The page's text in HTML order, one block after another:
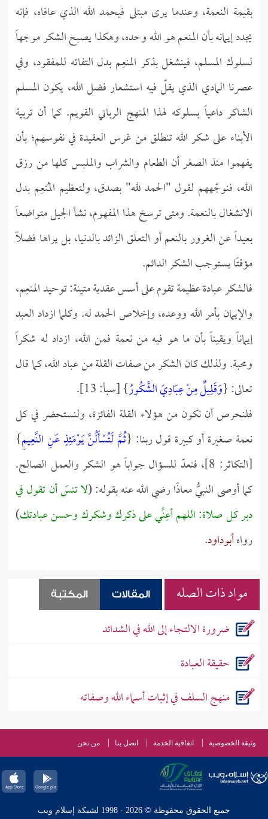
بقيمة النعمة، وعندما يرى مبتلى فيحمد الله الذي عافاه، فإنه
يجدد إيمانه بأن المنعم هو الله وحده، وهكذا يصبح الشكر موجهاً
لسلوك المسلم، فينشغل بذكر المنعِم بدل التفاته للمفقود، وفي
عصرنا المادي الذي يقلّ فيه استشعار فضل الله، يكون المسلم
الشاكر داعياً بسلوكه لهذا المنهج الرباني القويم. كما أن تربية
الأبناء على شكر الله تنطلق من غرس العقيدة في نفوسهم؛ بأن
يفهموا منذ الصغر أن الطعام والشراب والملبس كلها من رزق
الله، فنوجّههم لقول "الحمد لله" بصدق، ولتعظيم المُنعِم بدل
الانشغال بالنعمة. ومتى ترسخ هذا المفهوم، نشأ الجيل متواضعاً
بعيداً عن الغرور بالنعم أو التعلق الزائد بالدنيا، بل يراها فضلًا
مؤقتًا يستوجب الشكر الدائم.
فالشكر عبادة عظيمة تقوم على أسس عقدية متينة: توحيد المنعِم،
والإيمان بأمر الله ووعده، وإخلاص الحمد له. وكلما ازداد العبد
إيماناً ويقيناً بأن ما هو فيه من نعمة فمن الله، ازداد له شكراً
ومحبة. ولذلك كان الشكر من صفات القلة من عباد الله، كما قال
تعالى: {وَقَلِيلٌ مِنْ عِبَادِيَ الشَّكُورُ} [سبأ: 13].
فلنحرص أن نكون من هؤلاء القلة الفائزة، ولنستحضر في كل
نعمة صغيرة أو كبيرة قول ربنا: {ثُمَّ لَتُسْأَلُنَّ يَوْمَئِذٍ عَنِ النَّعِيمِ}
[التكاثر: 8]، فنعدّ للسؤال جواباً هو الشكر والعمل الصالح.
كما أوصى النبيُّ معاذًا رضي الله عنه بقوله: (لا تنسَ أن تقول في
دبر كل صلاة: اللهم أعِنِّي على ذكرك وشكرك وحسن عبادتك)
رواهأبوداود.
مواد ذات الصله المقالات المكتبة
ضرورة الالتجاء إلى الله في الشدائد
حقيقة العبادة
منهج السلف في إثبات أسماء الله وصفاته
وثيقة الخصوصية اتفاقية الخدمة اتصل بنا من نحن
جميع الحقوق محفوظة © 2026 - 1998 لشبكة إسلام ويب